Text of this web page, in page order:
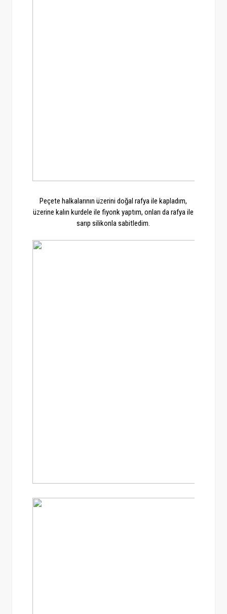
Peçete halkalarının üzerini doğal rafya ile kapladım,
üzerine kalın kurdele ile fiyonk yaptım, onları da rafya ile
sarıp silikonla sabitledim.